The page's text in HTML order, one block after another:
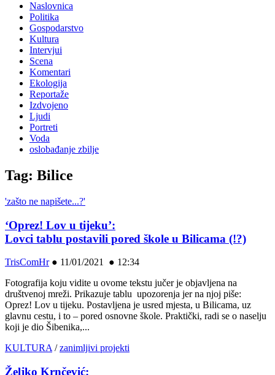
Naslovnica
Politika
Gospodarstvo
Kultura
Intervjui
Scena
Komentari
Ekologija
Reportaže
Izdvojeno
Ljudi
Portreti
Voda
oslobađanje zbilje
Tag: Bilice
'zašto ne napišete...?'
‘Oprez! Lov u tijeku’:
Lovci tablu postavili pored škole u Bilicama (!?)
TrisComHr● 11/01/2021 ● 12:34
Fotografija koju vidite u ovome tekstu jučer je objavljena na
društvenoj mreži. Prikazuje tablu upozorenja jer na njoj piše:
Oprez! Lov u tijeku. Postavljena je usred mjesta, u Bilicama, uz
glavnu cestu, i to – pored osnovne škole. Praktički, radi se o naselju
koji je dio Šibenika,...
KULTURA /zanimljivi projekti
Željko Krnčević: